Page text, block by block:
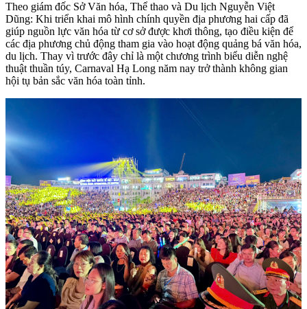
Theo giám đốc Sở Văn hóa, Thể thao và Du lịch Nguyễn Việt
Dũng: Khi triển khai mô hình chính quyền địa phương hai cấp đã
giúp nguồn lực văn hóa từ cơ sở được khơi thông, tạo điều kiện để
các địa phương chủ động tham gia vào hoạt động quảng bá văn hóa,
du lịch. Thay vì trước đây chỉ là một chương trình biểu diễn nghệ
thuật thuần túy, Carnaval Hạ Long năm nay trở thành không gian
hội tụ bản sắc văn hóa toàn tỉnh.